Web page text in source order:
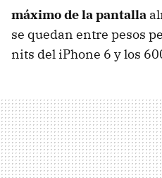
máximo de la pantalla
se quedan entre pesos
nits del iPhone 6 y los